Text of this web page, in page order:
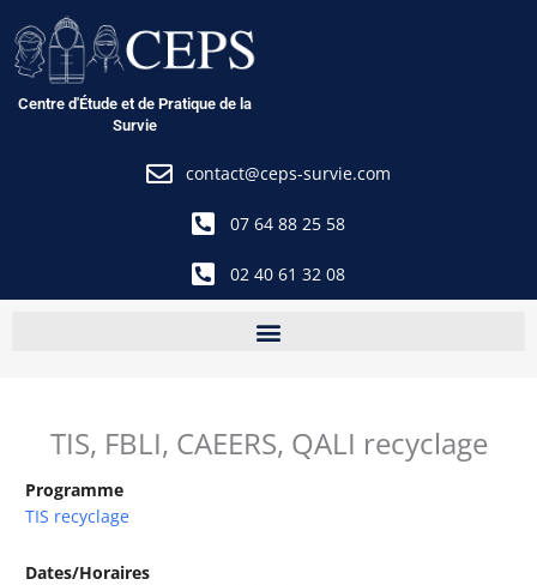
au
contenu
Centre d'Étude et de Pratique de la
Survie
contact@ceps-survie.com
07 64 88 25 58
02 40 61 32 08
TIS, FBLI, CAEERS, QALI recyclage
Programme
TIS recyclage
Dates/Horaires